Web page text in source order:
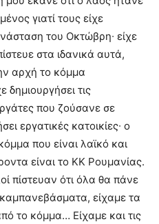
γιατί τους είχε
του Οκτώβρη∙ είχε
στα ιδανικά αυτά,
αρχή το κόμμα
δημιουργήσει τις
που ζούσανε σε
εργατικές κατοικίες∙ ο
που είναι λαϊκό και
είναι το ΚΚ Ρουμανίας.
πίστευαν ότι όλα θα πάνε
είχαμε τα
το κόμμα… Είχαμε και τις